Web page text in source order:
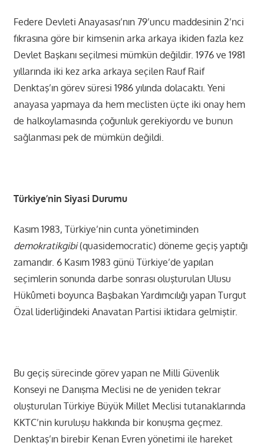
Federe Devleti Anayasası’nın 79’uncu maddesinin 2’nci
fıkrasına göre bir kimsenin arka arkaya ikiden fazla kez
Devlet Başkanı seçilmesi mümkün değildir. 1976 ve 1981
yıllarında iki kez arka arkaya seçilen Rauf Raif
Denktaş’ın görev süresi 1986 yılında dolacaktı. Yeni
anayasa yapmaya da hem meclisten üçte iki onay hem
de halkoylamasında çoğunluk gerekiyordu ve bunun
sağlanması pek de mümkün değildi.
Türkiye’nin Siyasi Durumu
Kasım 1983, Türkiye’nin cunta yönetiminden
demokratikgibi(quasidemocratic) döneme geçiş yaptığı
zamandır. 6 Kasım 1983 günü Türkiye’de yapılan
seçimlerin sonunda darbe sonrası oluşturulan Ulusu
Hükûmeti boyunca Başbakan Yardımcılığı yapan Turgut
Özal liderliğindeki Anavatan Partisi iktidara gelmiştir.
Bu geçiş sürecinde görev yapan ne Milli Güvenlik
Konseyi ne Danışma Meclisi ne de yeniden tekrar
oluşturulan Türkiye Büyük Millet Meclisi tutanaklarında
KKTC’nin kuruluşu hakkında bir konuşma geçmez.
Denktaş’ın birebir Kenan Evren yönetimi ile hareket